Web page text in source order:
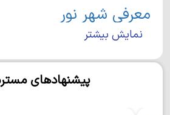
معرفی شهر نور
شهر نور در بخش مرکزی شهرستانی
جمعیت دارد. این شهر به صورت
کشیده شده است و از شرق به
نمایش بیشتر
پیشنهادهای